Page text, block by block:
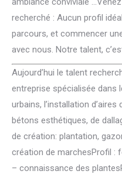
recherché : Aucun profil
parcours, et commencer
avec nous. Notre talent,
Aujourd’hui le talent
entreprise spécialisée dans
urbains, l’installation
bétons esthétiques, de
de création: plantation,
création de marchesProfil :
– connaissance des